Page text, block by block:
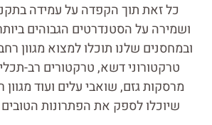
כל זאת תוך הקפדה על עמידה
ושמירה על הסטנדרטים הגבוהים
ובמחסנים שלנו תוכלו למצוא מגוון
טרקטורוני דשא, טרקטורים רב-
מרסקות גזם, שואבי עלים ועוד מגוון
שיוכלו לספק את הפתרונות